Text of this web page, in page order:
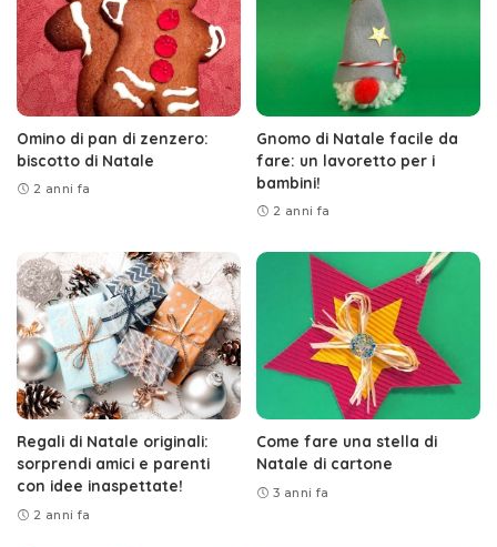
Omino di pan di zenzero:
biscotto di Natale
2 anni fa
Gnomo di Natale facile da
fare: un lavoretto per i
bambini!
2 anni fa
Regali di Natale originali:
sorprendi amici e parenti
con idee inaspettate!
2 anni fa
Come fare una stella di
Natale di cartone
3 anni fa